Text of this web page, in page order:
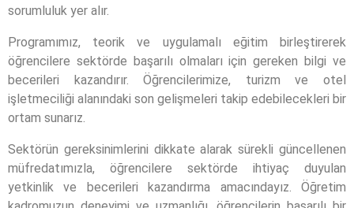
sorumluluk yer alır.
Programımız, teorik ve uygulamalı eğitim birleştirerek
öğrencilere sektörde başarılı olmaları için gereken bilgi ve
becerileri kazandırır. Öğrencilerimize, turizm ve otel
işletmeciliği alanındaki son gelişmeleri takip edebilecekleri bir
ortam sunarız.
Sektörün gereksinimlerini dikkate alarak sürekli güncellenen
müfredatımızla, öğrencilere sektörde ihtiyaç duyulan
yetkinlik ve becerileri kazandırma amacındayız. Öğretim